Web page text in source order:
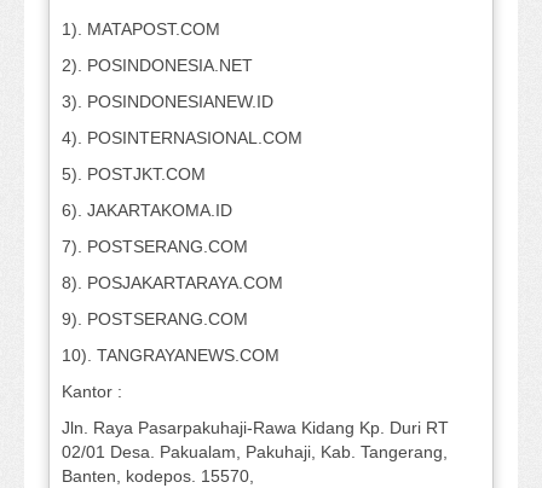
1). MATAPOST.COM
2). POSINDONESIA.NET
3). POSINDONESIANEW.ID
4). POSINTERNASIONAL.COM
5). POSTJKT.COM
6). JAKARTAKOMA.ID
7). POSTSERANG.COM
8). POSJAKARTARAYA.COM
9). POSTSERANG.COM
10). TANGRAYANEWS.COM
Kantor :
Jln. Raya Pasarpakuhaji-Rawa Kidang Kp. Duri RT
02/01 Desa. Pakualam, Pakuhaji, Kab. Tangerang,
Banten, kodepos. 15570,